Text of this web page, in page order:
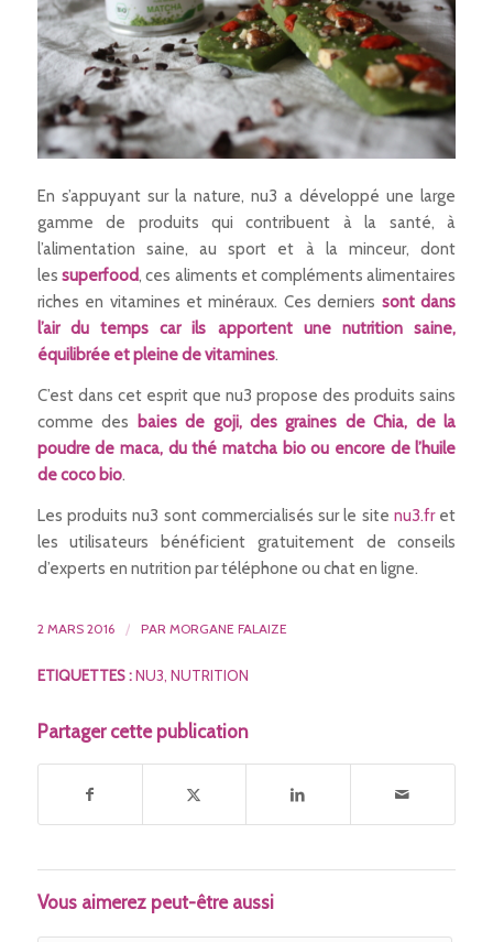
En s’appuyant sur la nature, nu3 a développé une large
gamme de produits qui contribuent à la santé, à
l’alimentation saine, au sport et à la minceur, dont
les superfood, ces aliments et compléments alimentaires
riches en vitamines et minéraux. Ces derniers sont dans
l’air du temps car ils apportent une nutrition saine,
équilibrée et pleine de vitamines.
C’est dans cet esprit que nu3 propose des produits sains
comme des
baies de goji, des graines de Chia, de la
poudre de maca, du thé matcha bio ou encore de l’huile
de coco bio.
Les produits nu3 sont commercialisés sur le sitenu3.fret
les utilisateurs bénéficient gratuitement de conseils
d’experts en nutrition par téléphone ou chat en ligne.
2 MARS 2016 / PAR MORGANE FALAIZE
ETIQUETTES : NU3, NUTRITION
Partager cette publication
Vous aimerez peut-être aussi